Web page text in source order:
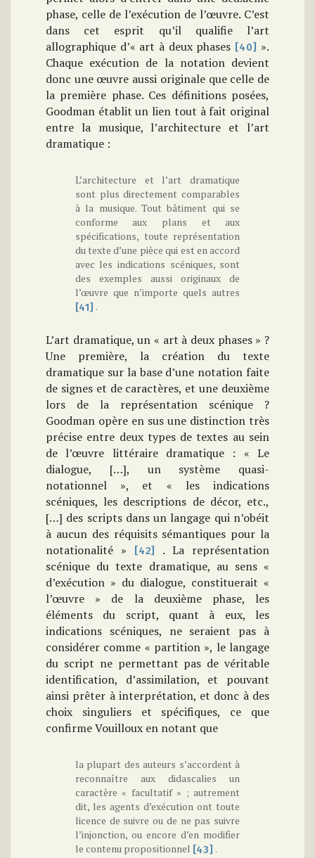
phase, celle de l’exécution de l’œuvre. C’est
dans cet esprit qu’il qualifie l’art
allographique d’« art à deux phases [40] ».
Chaque exécution de la notation devient
donc une œuvre aussi originale que celle de
la première phase. Ces définitions posées,
Goodman établit un lien tout à fait original
entre la musique, l’architecture et l’art
dramatique :
L’architecture et l’art dramatique
sont plus directement comparables
à la musique. Tout bâtiment qui se
conforme aux plans et aux
spécifications, toute représentation
du texte d’une pièce qui est en accord
avec les indications scéniques, sont
des exemples aussi originaux de
l’œuvre que n’importe quels autres
[41] .
L’art dramatique, un « art à deux phases » ?
Une première, la création du texte
dramatique sur la base d’une notation faite
de signes et de caractères, et une deuxième
lors de la représentation scénique ?
Goodman opère en sus une distinction très
précise entre deux types de textes au sein
de l’œuvre littéraire dramatique : « Le
dialogue, […], un système quasi-
notationnel », et « les indications
scéniques, les descriptions de décor, etc.,
[…] des scripts dans un langage qui n’obéit
à aucun des réquisits sémantiques pour la
notationalité »
[42]
. La représentation
scénique du texte dramatique, au sens «
d’exécution » du dialogue, constituerait «
l’œuvre » de la deuxième phase, les
éléments du script, quant à eux, les
indications scéniques, ne seraient pas à
considérer comme « partition », le langage
du script ne permettant pas de véritable
identification, d’assimilation, et pouvant
ainsi prêter à interprétation, et donc à des
choix singuliers et spécifiques, ce que
confirme Vouilloux en notant que
la plupart des auteurs s’accordent à
reconnaître aux didascalies un
caractère « facultatif » ; autrement
dit, les agents d’exécution ont toute
licence de suivre ou de ne pas suivre
l’injonction, ou encore d’en modifier
le contenu propositionnel [43] .